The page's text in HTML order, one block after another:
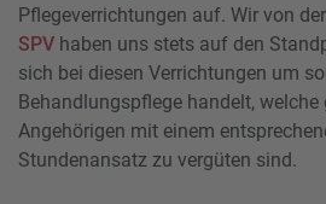
Pflegeverrichtungen auf. Wir von der
SPV haben uns stets auf den
sich bei diesen Verrichtungen um
Behandlungspflege handelt, welche
Angehörigen mit einem
Stundenansatz zu vergüten sind.